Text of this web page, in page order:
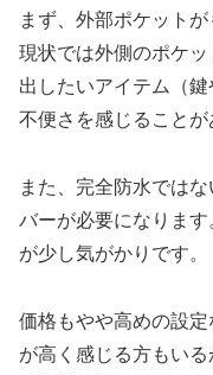
まず、外部ポケット
現状では外側のポケ
出したいアイテム（
不便さを感じることが
また、完全防水では
バーが必要になりま
が少し気がかりです。
価格もやや高めの設
が高く感じる方もい